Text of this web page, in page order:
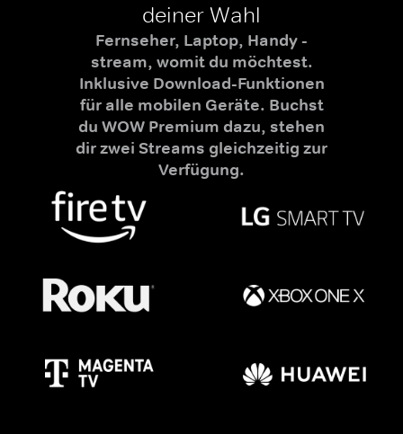
deiner Wahl
Fernseher, Laptop, Handy -
stream, womit du möchtest.
Inklusive Download-Funktionen
für alle mobilen Geräte. Buchst
du WOW Premium dazu, stehen
dir zwei Streams gleichzeitig zur
Verfügung.